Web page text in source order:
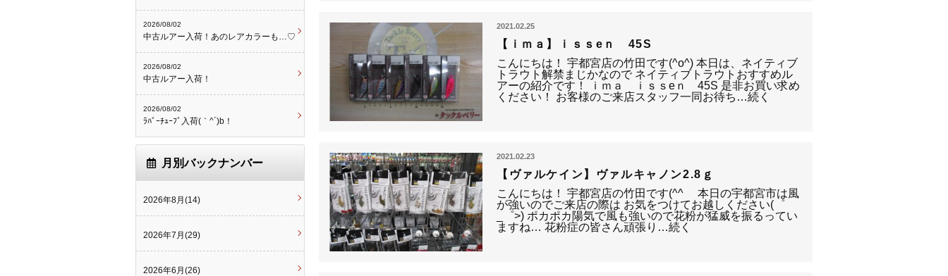
2021.02.25
【ｉｍａ】ｉｓｓeｎ 45S
こんにちは！ 宇都宮店の竹田です(^o^) 本日は、ネイティブ
トラウト解禁まじかなので ネイティブトラウトおすすめル
アーの紹介です！ ｉｍａ ｉｓｓeｎ 45S 是非お買い求め
ください！ お客様のご来店スタッフ一同お待ち…続く
2021.02.23
【ヴァルケイン】ヴァルキャノン2.8ｇ
こんにちは！ 宇都宮店の竹田です(^^ゞ 本日の宇都宮市は風
が強いのでご来店の際は お気をつけてお越しください(゜
_゜>) ポカポカ陽気で風も強いので花粉が猛威を振るってい
ますね… 花粉症の皆さん頑張り…続く
2026/08/02
中古ルアー入荷！あのレアカラーも…♡
2026/08/02
中古ルアー入荷！
2026/08/02
ﾗﾊﾞｰﾁｭｰﾌﾞ入荷(｀^´)b！
月別バックナンバー
2026年8月(14)
2026年7月(29)
2026年6月(26)